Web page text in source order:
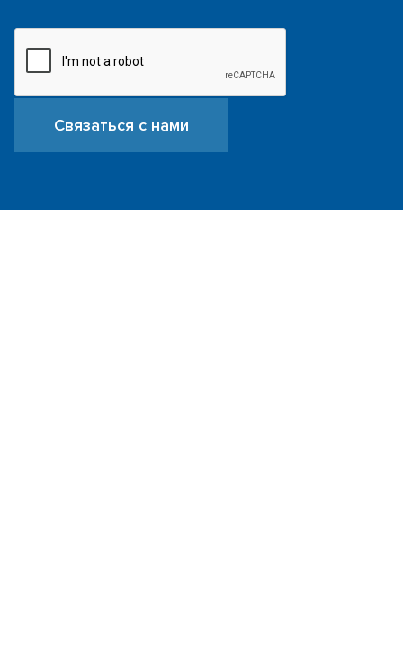
Связаться с нами